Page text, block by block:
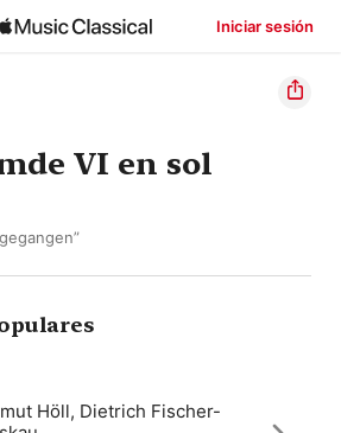
Iniciar sesión
VI en sol
Höll, Dietrich Fischer-